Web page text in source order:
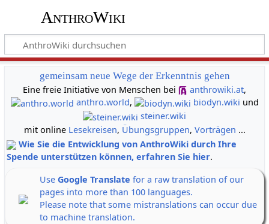
AnthroWiki
gemeinsam neue Wege der Erkenntnis gehen
Eine freie Initiative von Menschen bei
anthrowiki.at,
anthro.world, biodyn.wiki und
steiner.wiki
mit online Lesekreisen, Übungsgruppen, Vorträgen ...
Wie Sie die Entwicklung von AnthroWiki durch Ihre
Spende unterstützen können, erfahren Sie hier.
Use Google Translate for a raw translation of our
pages into more than 100 languages.
Please note that some mistranslations can occur due
to machine translation.